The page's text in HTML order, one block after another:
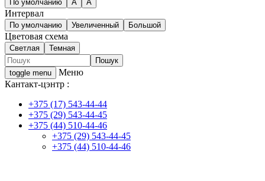
По умолчанию A A
Интервал
По умолчанию Увеличенный Большой
Цветовая схема
Светлая Темная
toggle menu
Меню
Кантакт-цэнтр :
+375 (17) 543-44-44
+375 (29) 543-44-45
+375 (44) 510-44-46
+375 (29) 543-44-45
+375 (44) 510-44-46